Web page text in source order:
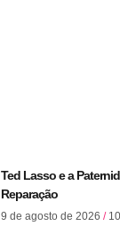
Ted Lasso e a
Reparação
9 de agosto de 2026